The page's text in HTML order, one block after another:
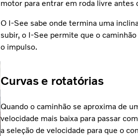
motor para entrar em roda livre antes
O I-See sabe onde termina uma
subir, o I-See permite que o
o impulso.
Curvas e rotatórias
Quando o caminhão se aproxima de
velocidade mais baixa para passar
a seleção de velocidade para que o